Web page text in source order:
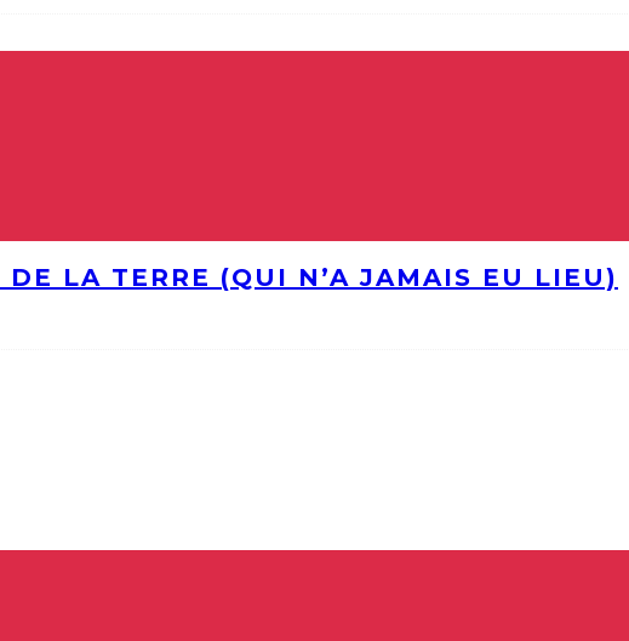
LA TERRE (QUI N’A JAMAIS EU LIEU)